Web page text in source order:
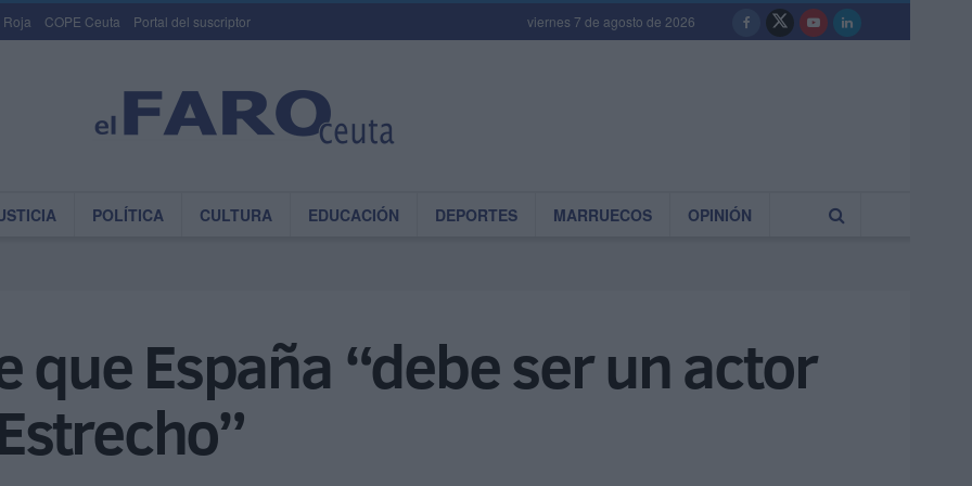
Roja COPE Ceuta Portal del suscriptor viernes 7 de agosto de 2026
POLÍTICA CULTURA EDUCACIÓN DEPORTES MARRUECOS OPINIÓN
que España “debe ser un actor